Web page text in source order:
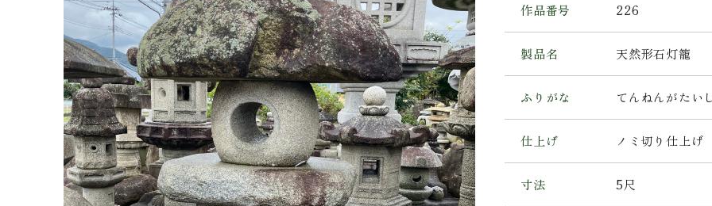
作品番号 226
製品名 天然形石灯籠
ふりがな てんねんがたい
仕上げ ノミ切り仕上げ
寸法 5尺